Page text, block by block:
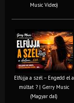
Music Video)
Elfújja a szél – Engedd el a
múltat ? | Gerry Music
(Magyar dal)